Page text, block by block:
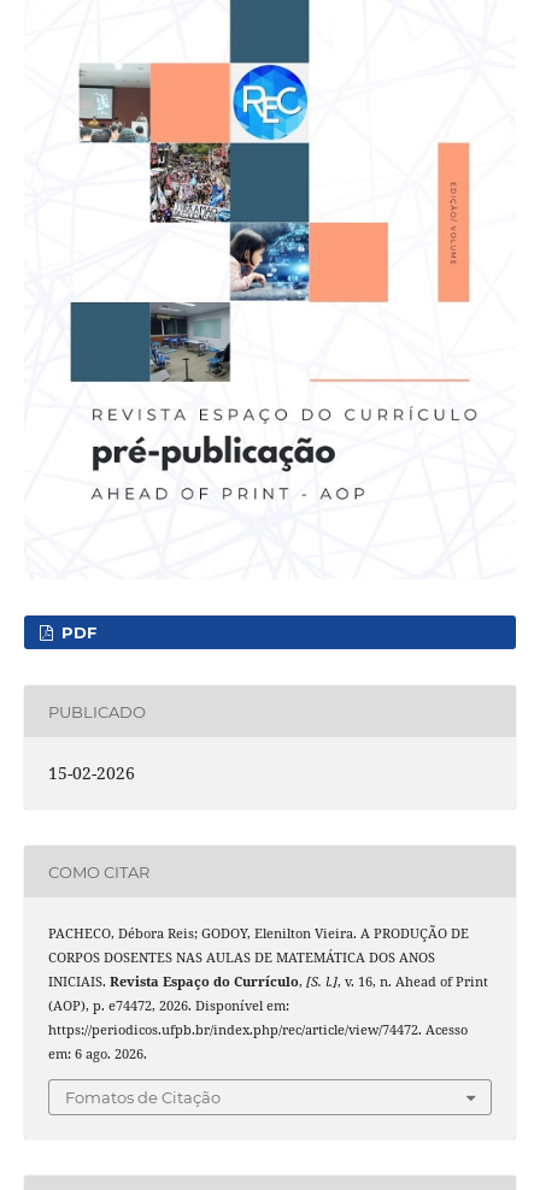
PDF
PUBLICADO
15-02-2026
COMO CITAR
PACHECO, Débora Reis; GODOY, Elenilton Vieira. A PRODUÇÃO DE
CORPOS DOSENTES NAS AULAS DE MATEMÁTICA DOS ANOS
INICIAIS. Revista Espaço do Currículo, [S. l.], v. 16, n. Ahead of Print
(AOP), p. e74472, 2026. Disponível em:
https://periodicos.ufpb.br/index.php/rec/article/view/74472. Acesso
em: 6 ago. 2026.
Fomatos de Citação